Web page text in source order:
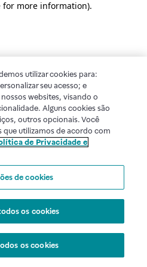
for more information).
utilizar cookies para:
seu acesso; e
websites, visando o
Alguns cookies são
outros opcionais. Você
que utilizamos de acordo com
de Privacidade e
de cookies
os cookies
os cookies